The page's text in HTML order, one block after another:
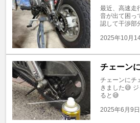
最近、高速走
音が出て困っ
認して干渉部
2025年10月
チェーン
チェーンにチ
きました😅
ると😅
2025年6月9日